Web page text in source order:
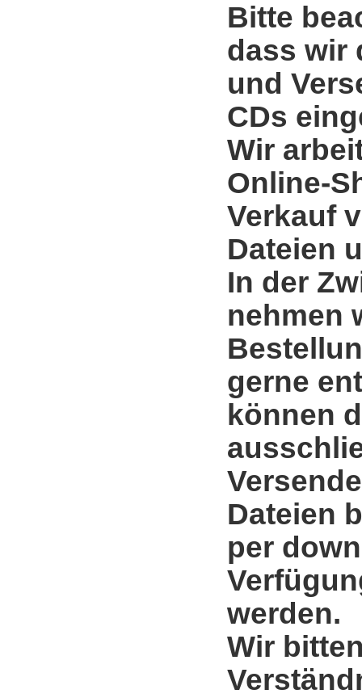
Bitte
dass wir
und
CDs
Wir
Online-
Verkauf
Dateien
In der
nehmen
gerne
können
Dateien
per
werden.
Wir